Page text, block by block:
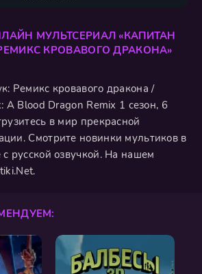
МУЛЬТСЕРИАЛ «КАПИТАН
КРОВАВОГО ДРАКОНА»
Ремикс кровавого дракона /
A Blood Dragon Remix 1 сезон, 6
в мир прекрасной
Смотрите новинки мультиков в
русской озвучкой. На нашем